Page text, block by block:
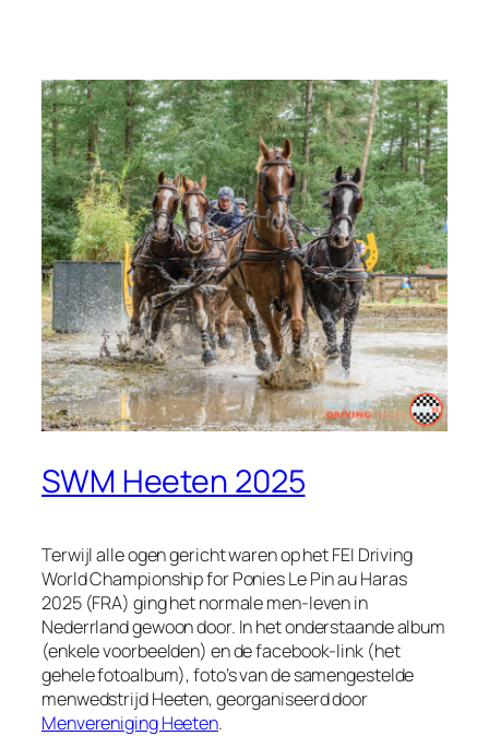
SWM Heeten 2025
Terwijl alle ogen gericht waren op het FEI Driving
World Championship for Ponies Le Pin au Haras
2025 (FRA) ging het normale men-leven in
Nederrland gewoon door. In het onderstaande album
(enkele voorbeelden) en de facebook-link (het
gehele fotoalbum), foto’s van de samengestelde
menwedstrijd Heeten, georganiseerd door
Menvereniging Heeten.